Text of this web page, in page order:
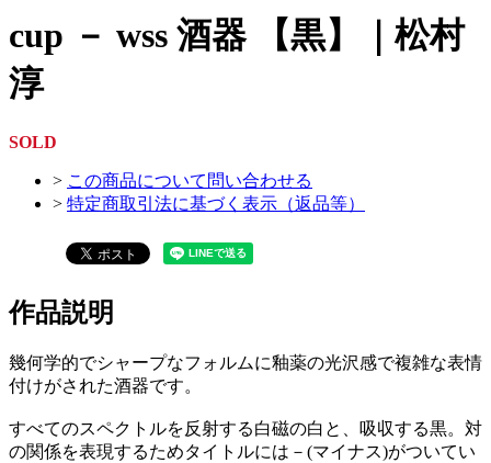
cup － wss 酒器 【黒】｜松村
淳
SOLD
> この商品について問い合わせる
> 特定商取引法に基づく表示（返品等）
作品説明
幾何学的でシャープなフォルムに釉薬の光沢感で複雑な表情
付けがされた酒器です。
すべてのスペクトルを反射する白磁の白と、吸収する黒。対
の関係を表現するためタイトルには－(マイナス)がついてい